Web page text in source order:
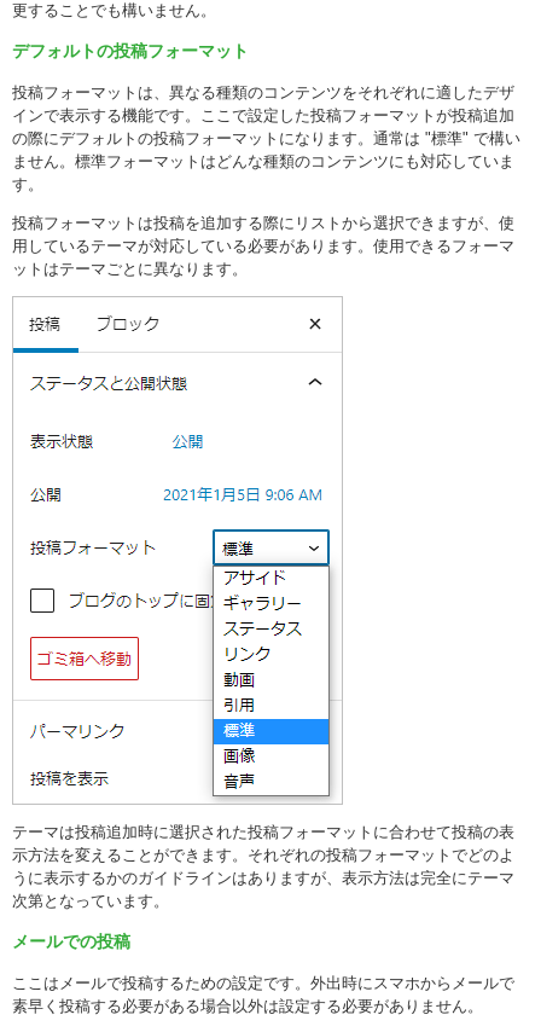
更することでも構いません。
デフォルトの投稿フォーマット
投稿フォーマットは、異なる種類のコンテンツをそれぞれに適したデザ
インで表示する機能です。ここで設定した投稿フォーマットが投稿追加
の際にデフォルトの投稿フォーマットになります。通常は "標準" で構い
ません。標準フォーマットはどんな種類のコンテンツにも対応していま
す。
投稿フォーマットは投稿を追加する際にリストから選択できますが、使
用しているテーマが対応している必要があります。使用できるフォーマ
ットはテーマごとに異なります。
テーマは投稿追加時に選択された投稿フォーマットに合わせて投稿の表
示方法を変えることができます。それぞれの投稿フォーマットでどのよ
うに表示するかのガイドラインはありますが、表示方法は完全にテーマ
次第となっています。
メールでの投稿
ここはメールで投稿するための設定です。外出時にスマホからメールで
素早く投稿する必要がある場合以外は設定する必要がありません。